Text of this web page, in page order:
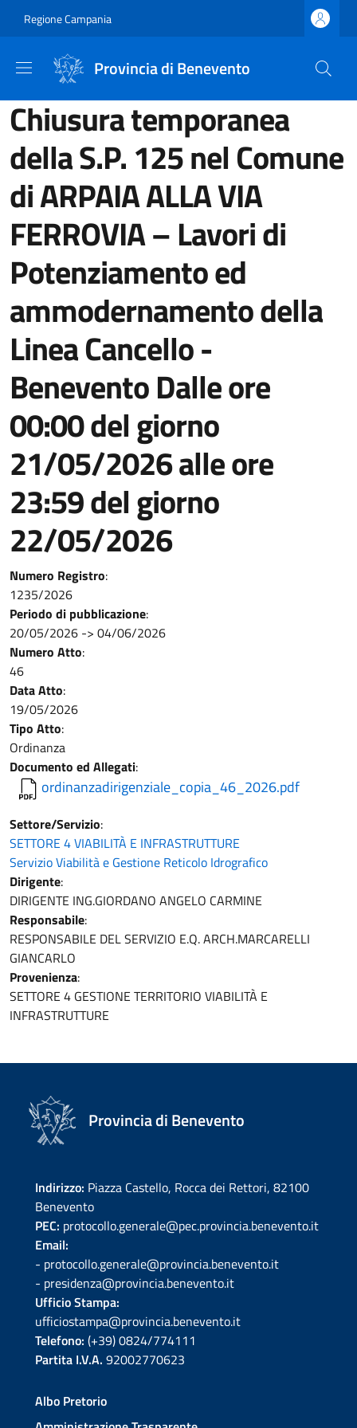
Regione Campania
Provincia di Benevento
Chiusura temporanea
della S.P. 125 nel Comune
di ARPAIA ALLA VIA
FERROVIA – Lavori di
Potenziamento ed
ammodernamento della
Linea Cancello -
Benevento Dalle ore
00:00 del giorno
21/05/2026 alle ore
23:59 del giorno
22/05/2026
Numero Registro:
1235/2026
Periodo di pubblicazione:
20/05/2026 -> 04/06/2026
Numero Atto:
46
Data Atto:
19/05/2026
Tipo Atto:
Ordinanza
Documento ed Allegati:
ordinanzadirigenziale_copia_46_2026.pdf
Settore/Servizio:
SETTORE 4 VIABILITÀ E INFRASTRUTTURE
Servizio Viabilità e Gestione Reticolo Idrografico
Dirigente:
DIRIGENTE ING.GIORDANO ANGELO CARMINE
Responsabile:
RESPONSABILE DEL SERVIZIO E.Q. ARCH.MARCARELLI
GIANCARLO
Provenienza:
SETTORE 4 GESTIONE TERRITORIO VIABILITÀ E
INFRASTRUTTURE
Provincia di Benevento
Indirizzo: Piazza Castello, Rocca dei Rettori, 82100
Benevento
PEC: protocollo.generale@pec.provincia.benevento.it
Email:
- protocollo.generale@provincia.benevento.it
- presidenza@provincia.benevento.it
Ufficio Stampa:
ufficiostampa@provincia.benevento.it
Telefono: (+39) 0824/774111
Partita I.V.A. 92002770623
Albo Pretorio